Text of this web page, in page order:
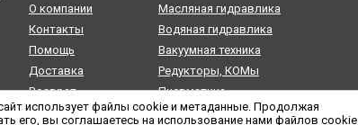
использует файлы cookie и метаданные. Продолжая
его, вы соглашаетесь на использование нами файлов cookie
О компании
Контакты
Помощь
Доставка
Возврат
Масляная гидравлика
Водяная гидравлика
Вакуумная техника
Редукторы, КОМы
Пневматика